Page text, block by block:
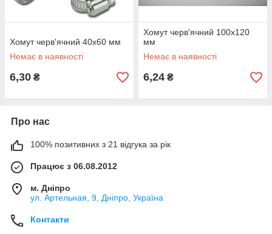
Хомут черв'ячний 40х60 мм
Немає в наявності
6,30 ₴
Хомут черв'ячний 100х120
мм
Немає в наявності
6,24 ₴
Про нас
100% позитивних з 21 відгука за рік
Працює з 06.08.2012
м. Дніпро
ул. Артельная, 9, Дніпро, Україна
Контакти